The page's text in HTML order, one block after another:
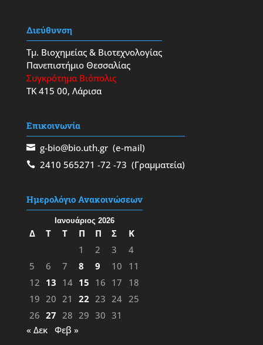
Διεύθυνση
Τμ. Βιοχημείας & Βιοτεχνολογίας
Πανεπιστήμιο Θεσσαλίας
Συγκρότημα Βιόπολις
ΤΚ 415 00, Λάρισα
Επικοινωνία
g-bio@bio.uth.gr(e-mail)
2410 565271 -72 -73 (Γραμματεία)
Ημερολόγιο Ανακοινώσεων
Ιανουάριος 2026
Δ Τ Τ Π Π Σ
Κ
1
2 3
4
5
6 7 8 9 10
11
12 13 14 15 16 17
18
19 20 21 22 23 24 25
26 27 28 29 30 31
« Δεκ
Φεβ »